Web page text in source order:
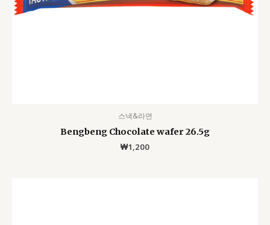
스낵&라면
Bengbeng Chocolate wafer 26.5g
₩1,200